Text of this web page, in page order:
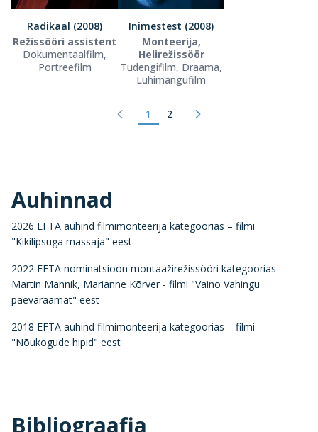
Radikaal (2008)
Režissööri assistent
Dokumentaalfilm,
Portreefilm
Inimestest (2008)
Monteerija,
Helirežissöör
Tudengifilm, Draama,
Lühimängufilm
1 2
Auhinnad
2026 EFTA auhind filmimonteerija kategoorias – filmi
"Kikilipsuga mässaja" eest
2022 EFTA nominatsioon montaažirežissööri kategoorias -
Martin Männik, Marianne Kõrver - filmi "Vaino Vahingu
päevaraamat" eest
2018 EFTA auhind filmimonteerija kategoorias – filmi
"Nõukogude hipid" eest
Bibliograafia